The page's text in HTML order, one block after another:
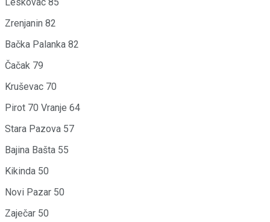
Zrenjanin 82
Bačka Palanka 82
Čačak 79
Kruševac 70
Pirot 70 Vranje 64
Stara Pazova 57
Bajina Bašta 55
Kikinda 50
Novi Pazar 50
Zaječar 50